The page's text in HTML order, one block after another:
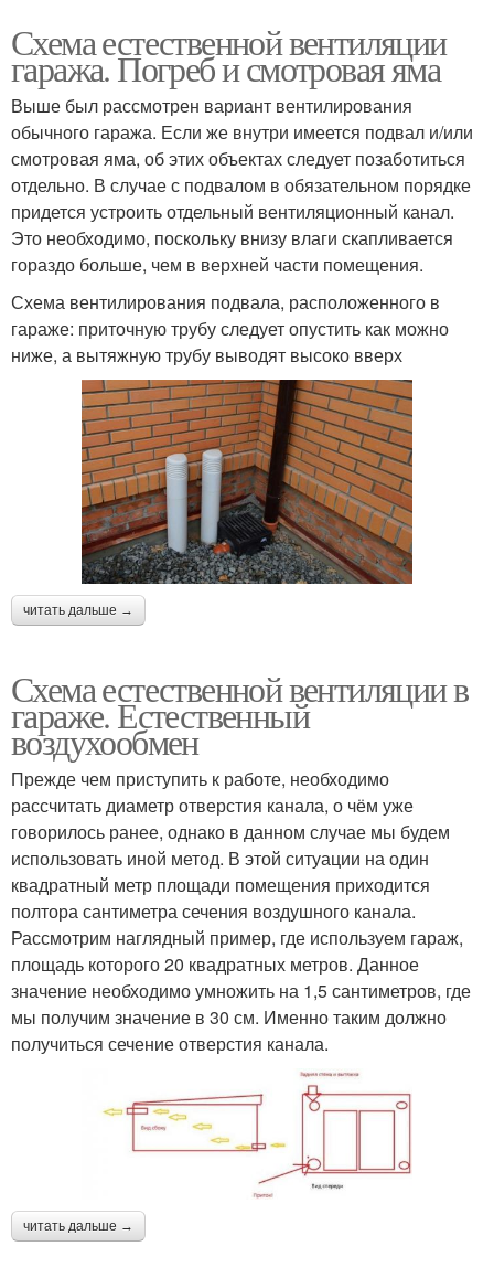
Схема естественной вентиляции
гаража. Погреб и смотровая яма
Выше был рассмотрен вариант вентилирования
обычного гаража. Если же внутри имеется подвал и/или
смотровая яма, об этих объектах следует позаботиться
отдельно. В случае с подвалом в обязательном порядке
придется устроить отдельный вентиляционный канал.
Это необходимо, поскольку внизу влаги скапливается
гораздо больше, чем в верхней части помещения.
Схема вентилирования подвала, расположенного в
гараже: приточную трубу следует опустить как можно
ниже, а вытяжную трубу выводят высоко вверх
читать дальше →
Схема естественной вентиляции в
гараже. Естественный
воздухообмен
Прежде чем приступить к работе, необходимо
рассчитать диаметр отверстия канала, о чём уже
говорилось ранее, однако в данном случае мы будем
использовать иной метод. В этой ситуации на один
квадратный метр площади помещения приходится
полтора сантиметра сечения воздушного канала.
Рассмотрим наглядный пример, где используем гараж,
площадь которого 20 квадратных метров. Данное
значение необходимо умножить на 1,5 сантиметров, где
мы получим значение в 30 см. Именно таким должно
получиться сечение отверстия канала.
читать дальше →